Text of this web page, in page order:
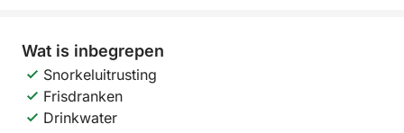
Wat is inbegrepen
Snorkeluitrusting
Frisdranken
Drinkwater